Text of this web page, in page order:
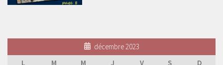
décembre 2023
L
M M J V S
D